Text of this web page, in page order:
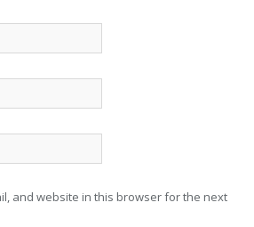
and website in this browser for the next